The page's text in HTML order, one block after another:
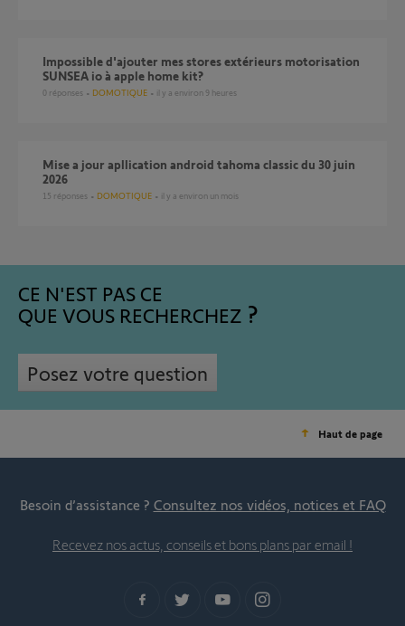
Impossible d'ajouter mes stores extérieurs motorisation
SUNSEA io à apple home kit?
0 réponses DOMOTIQUE il y a environ 9 heures
Mise a jour apllication android tahoma classic du 30 juin
2026
15 réponses DOMOTIQUE il y a environ un mois
CE N'EST PAS CE
QUE VOUS RECHERCHEZ
Posez votre question
Haut de page
Besoin d’assistance ? Consultez nos vidéos, notices et FAQ
Recevez nos actus, conseils et bons plans par email !